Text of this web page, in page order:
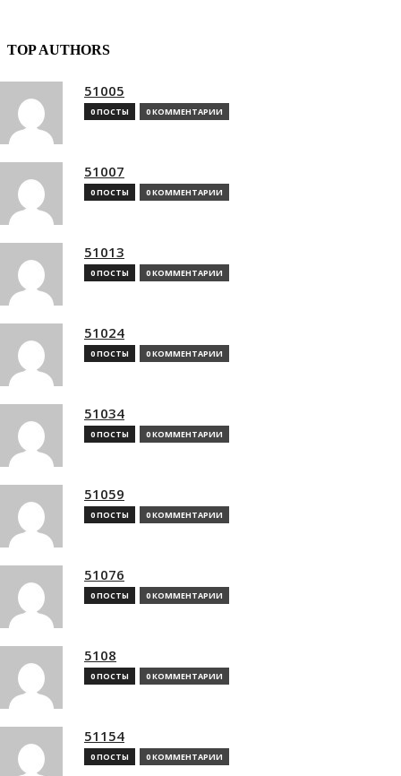
TOP AUTHORS
51005
0 ПОСТЫ 0 КОММЕНТАРИИ
51007
0 ПОСТЫ 0 КОММЕНТАРИИ
51013
0 ПОСТЫ 0 КОММЕНТАРИИ
51024
0 ПОСТЫ 0 КОММЕНТАРИИ
51034
0 ПОСТЫ 0 КОММЕНТАРИИ
51059
0 ПОСТЫ 0 КОММЕНТАРИИ
51076
0 ПОСТЫ 0 КОММЕНТАРИИ
5108
0 ПОСТЫ 0 КОММЕНТАРИИ
51154
0 ПОСТЫ 0 КОММЕНТАРИИ